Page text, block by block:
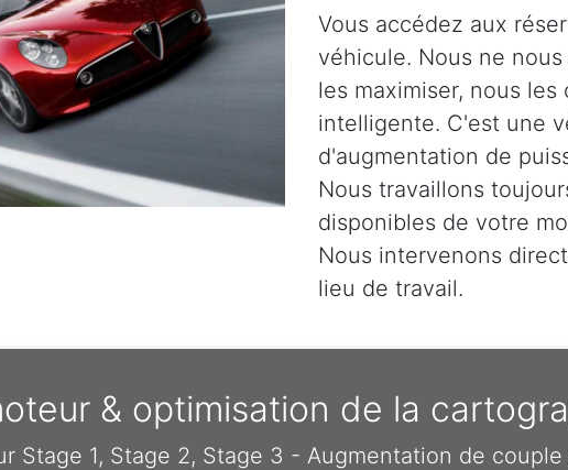
Vous accédez aux
véhicule. Nous ne
les maximiser, nous
intelligente. C'est une
d'augmentation de
Nous travaillons
disponibles de votre
Nous intervenons
lieu de travail.
& optimisation de la
Stage 1, Stage 2, Stage 3 - Augmentation de